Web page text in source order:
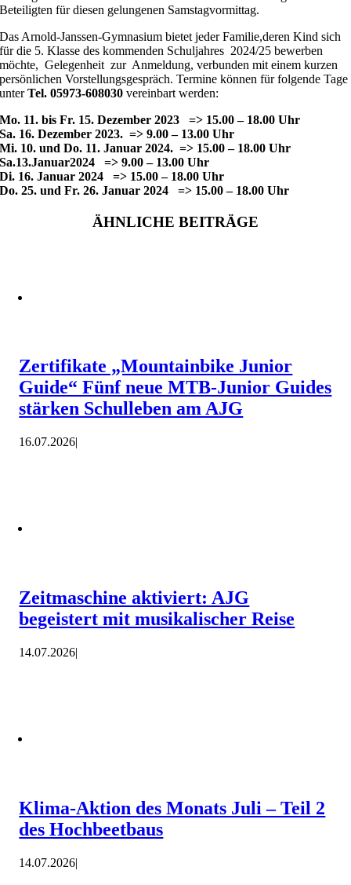
Beteiligten für diesen gelungenen Samstagvormittag.
Das Arnold-Janssen-Gymnasium bietet jeder Familie,deren Kind sich
für die 5. Klasse des kommenden Schuljahres 2024/25 bewerben
möchte, Gelegenheit zur Anmeldung, verbunden mit einem kurzen
persönlichen Vorstellungsgespräch. Termine können für folgende Tage
unterTel. 05973-608030 vereinbart werden:
Mo. 11. bis Fr. 15. Dezember 2023=> 15.00 – 18.00 Uhr
Sa. 16. Dezember 2023.=> 9.00 – 13.00 Uhr
Mi. 10. und Do. 11. Januar 2024.=> 15.00 – 18.00 Uhr
Sa.13.Januar2024=> 9.00 – 13.00 Uhr
Di. 16. Januar 2024=> 15.00 – 18.00 Uhr
Do. 25. und Fr. 26. Januar 2024=> 15.00 – 18.00 Uhr
ÄHNLICHE BEITRÄGE
Zertifikate „Mountainbike Junior
Guide“ Fünf neue MTB-Junior Guides
stärken Schulleben am AJG
16.07.2026|
Zeitmaschine aktiviert: AJG
begeistert mit musikalischer Reise
14.07.2026|
Klima-Aktion des Monats Juli – Teil 2
des Hochbeetbaus
14.07.2026|